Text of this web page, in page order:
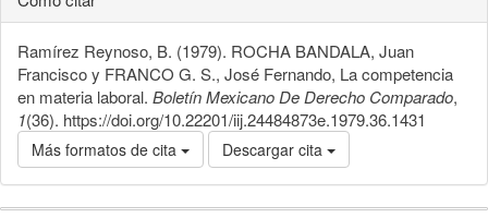
Ramírez Reynoso, B. (1979). ROCHA BANDALA, Juan
Francisco y FRANCO G. S., José Fernando, La competencia
en materia laboral. Boletín Mexicano De Derecho Comparado,
1(36). https://doi.org/10.22201/iij.24484873e.1979.36.1431
Más formatos de cita Descargar cita